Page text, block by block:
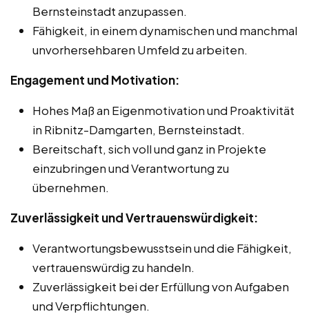
Bernsteinstadt anzupassen.
Fähigkeit, in einem dynamischen und manchmal
unvorhersehbaren Umfeld zu arbeiten.
Engagement und Motivation:
Hohes Maß an Eigenmotivation und Proaktivität
in Ribnitz-Damgarten, Bernsteinstadt.
Bereitschaft, sich voll und ganz in Projekte
einzubringen und Verantwortung zu
übernehmen.
Zuverlässigkeit und Vertrauenswürdigkeit:
Verantwortungsbewusstsein und die Fähigkeit,
vertrauenswürdig zu handeln.
Zuverlässigkeit bei der Erfüllung von Aufgaben
und Verpflichtungen.